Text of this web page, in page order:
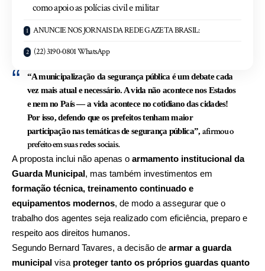
como apoio as polícias civil e militar
ANUNCIE NOS JORNAIS DA REDE GAZETA BRASIL:
(22) 3190-0801 WhatsApp
“A municipalização da segurança pública é um debate cada
vez mais atual e necessário. A vida não acontece nos Estados
e nem no País — a vida acontece no cotidiano das cidades!
Por isso, defendo que os prefeitos tenham maior
participação nas temáticas de segurança pública”, afirmou o
prefeito em suas redes sociais.
A proposta inclui não apenas o armamento institucional da
Guarda Municipal, mas também investimentos em
formação técnica, treinamento continuado e
equipamentos modernos, de modo a assegurar que o
trabalho dos agentes seja realizado com eficiência, preparo e
respeito aos direitos humanos.
Segundo Bernard Tavares, a decisão de armar a guarda
municipal visa proteger tanto os próprios guardas quanto